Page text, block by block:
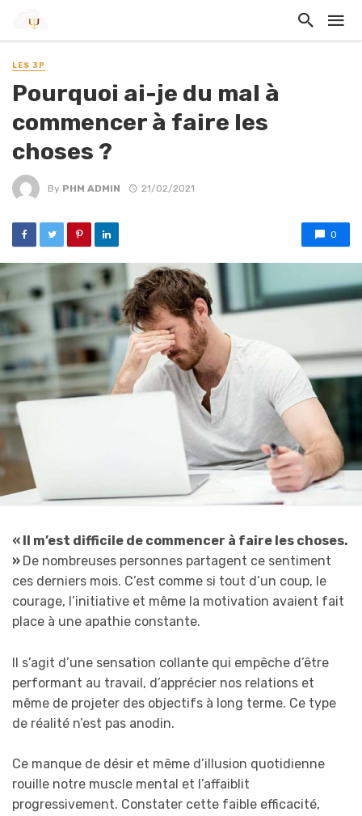
LES 3P
Pourquoi ai-je du mal à
commencer à faire les
choses ?
By PHM ADMIN 21/02/2021
0
« Il m’est difficile de commencer à faire les choses.
» De nombreuses personnes partagent ce sentiment
ces derniers mois. C’est comme si tout d’un coup, le
courage, l’initiative et même la motivation avaient fait
place à une apathie constante.
Il s’agit d’une sensation collante qui empêche d’être
performant au travail, d’apprécier nos relations et
même de projeter des objectifs à long terme. Ce type
de réalité n’est pas anodin.
Ce manque de désir et même d’illusion quotidienne
rouille notre muscle mental et l’affaiblit
progressivement. Constater cette faible efficacité,